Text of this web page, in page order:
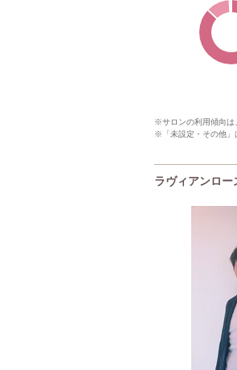
※サロンの利用傾向は
※「未設定・その他」
ラヴィアンロ